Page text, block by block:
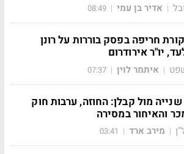
| אדיר בן עמי |
08:49
חריפה בפסק בוררות על רונן
יו"ר אירודרום
| איתמר לוין |
07:37
שנייה מול קבלן: החוזה, ערבות חוק
והאיחור במסירה
| מירב ארד |
03:41